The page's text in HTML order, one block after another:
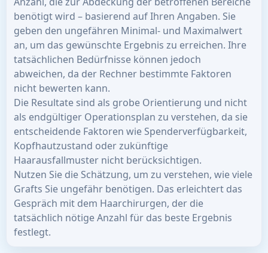
benötigt wird – basierend auf Ihren Angaben. Sie
geben den ungefähren Minimal- und Maximalwert
an, um das gewünschte Ergebnis zu erreichen. Ihre
tatsächlichen Bedürfnisse können jedoch
abweichen, da der Rechner bestimmte Faktoren
nicht bewerten kann.
Die Resultate sind als grobe Orientierung und nicht
als endgültiger Operationsplan zu verstehen, da sie
entscheidende Faktoren wie Spenderverfügbarkeit,
Kopfhautzustand oder zukünftige
Haarausfallmuster nicht berücksichtigen.
Nutzen Sie die Schätzung, um zu verstehen, wie viele
Grafts Sie ungefähr benötigen. Das erleichtert das
Gespräch mit dem Haarchirurgen, der die
tatsächlich nötige Anzahl für das beste Ergebnis
festlegt.